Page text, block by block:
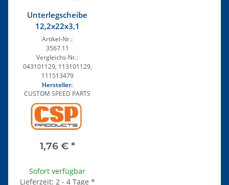
Unterlegscheibe
12,2x22x3,1
Artikel-Nr.:
3567.11
Vergleichs-Nr.:
043101129, 113101129,
111513479
Hersteller:
CUSTOM SPEED PARTS
1,76 € *
Sofort verfügbar
Lieferzeit: 2 - 4 Tage *